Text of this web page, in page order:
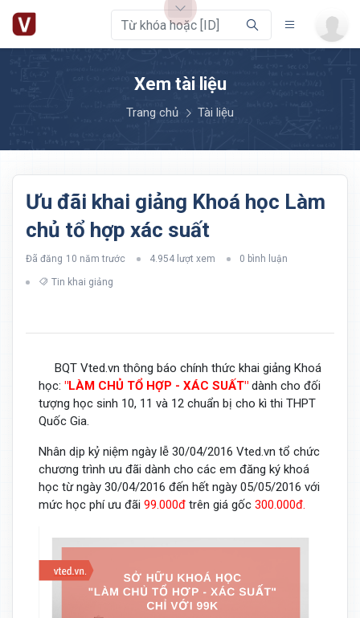
Xem tài liệu
Trang chủ Tài liệu
Ưu đãi khai giảng Khoá học Làm
chủ tổ hợp xác suất
Đã đăng 10 năm trước 4.954 lượt xem 0 bình luận
Tin khai giảng
BQT Vted.vn thông báo chính thức khai giảng Khoá
học: "LÀM CHỦ TỔ HỢP - XÁC SUẤT" dành cho đối
tượng học sinh 10, 11 và 12 chuẩn bị cho kì thi THPT
Quốc Gia.
Nhân dịp kỷ niệm ngày lễ 30/04/2016 Vted.vn tổ chức
chương trình ưu đãi dành cho các em đăng ký khoá
học từ ngày 30/04/2016 đến hết ngày 05/05/2016 với
mức học phí ưu đãi 99.000đ trên giá gốc 300.000đ.